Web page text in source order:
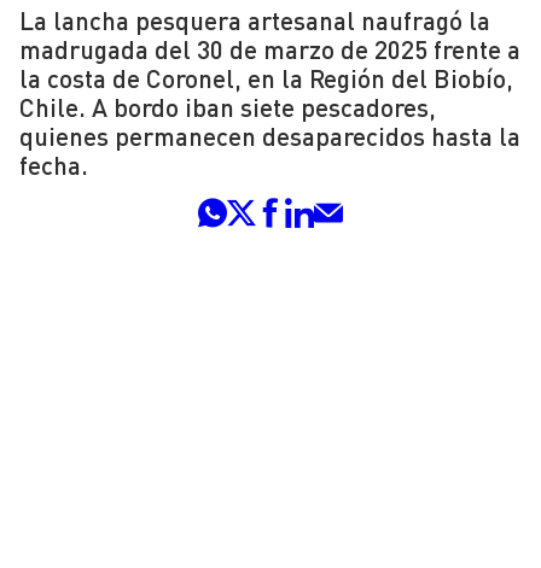
La lancha pesquera artesanal naufragó la
madrugada del 30 de marzo de 2025 frente a
la costa de Coronel, en la Región del Biobío,
Chile. A bordo iban siete pescadores,
quienes permanecen desaparecidos hasta la
fecha.